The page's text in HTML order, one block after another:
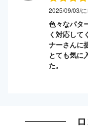
2025/09/03/
色々なパタ
く対応して
ナーさんに
とても気に
た。